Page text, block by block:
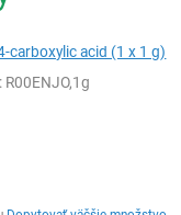
carboxylic acid (1 x 1 g)
: R00ENJO,1g